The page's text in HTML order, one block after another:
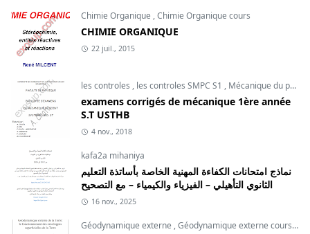
Chimie Organique ,Chimie Organique cours
CHIMIE ORGANIQUE
22 juil., 2015
les controles , les controles SMPC S1 , Mécanique du point
examens corrigés de mécanique 1ère année
S.T USTHB
4 nov., 2018
kafa2a mihaniya
نماذج امتحانات الكفاءة المهنية الخاصة بأساتذة التعليم
الثانوي التأهيلي – الفيزياء والكيمياء – مع التصحيح
16 nov., 2025
Géodynamique externe ,Géodynamique externe cours ,